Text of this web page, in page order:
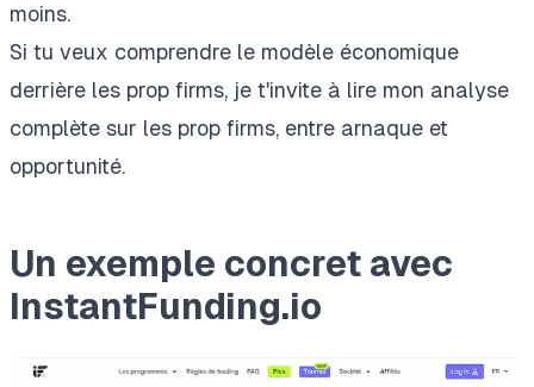
moins.
Si tu veux comprendre le modèle économique
derrière les prop firms, je t'invite à lire mon analyse
complète sur les prop firms, entre arnaque et
opportunité.
Un exemple concret avec
InstantFunding.io